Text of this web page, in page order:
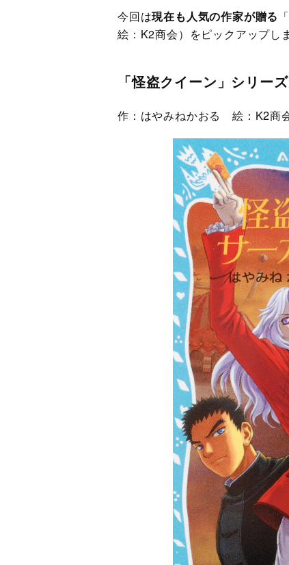
今回は現在も人気の作家が贈る
絵：K2商会）をピックアップし
「怪盗クイーン」シリーズ
作：はやみねかおる 絵：K2商